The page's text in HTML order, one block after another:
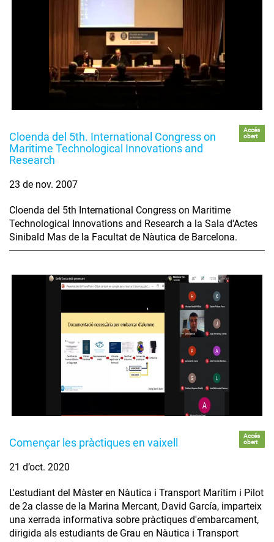
Cloenda del 5th. International Congress on
Maritime Technological Innovations and
Research
Accés
obert
23 de nov. 2007
Cloenda del 5th International Congress on Maritime
Technological Innovations and Research a la Sala d'Actes
Sinibald Mas de la Facultat de Nàutica de Barcelona.
Començar les pràctiques en vaixell
Accés
obert
21 d’oct. 2020
L'estudiant del Màster en Nàutica i Transport Marítim i Pilot
de 2a classe de la Marina Mercant, David García, imparteix
una xerrada informativa sobre pràctiques d'embarcament,
dirigida als estudiants de Grau en Nàutica i Transport